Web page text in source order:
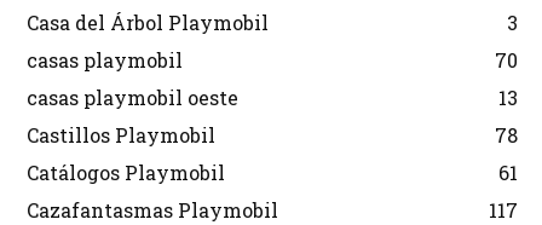
Casa del Árbol Playmobil
3
casas playmobil
70
casas playmobil oeste
13
Castillos Playmobil
78
Catálogos Playmobil
61
Cazafantasmas Playmobil
117